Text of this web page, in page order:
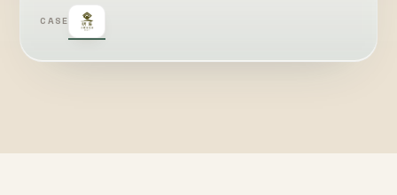
CASE